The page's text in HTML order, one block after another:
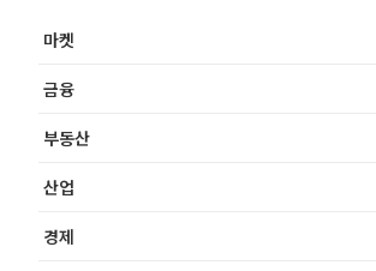
마켓
금융
부동산
산업
경제